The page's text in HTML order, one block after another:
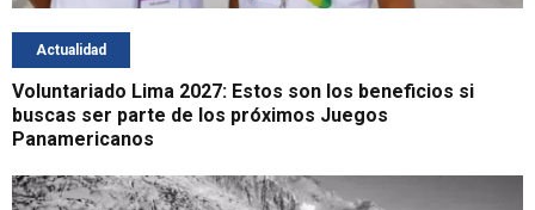
Actualidad
Voluntariado Lima 2027: Estos son los beneficios si
buscas ser parte de los próximos Juegos
Panamericanos